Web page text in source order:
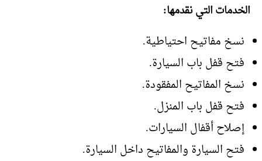
الخدمات التي نقدمها:
نسخ مفاتيح احتياطية.
فتح قفل باب السيارة.
نسخ المفاتيح المفقودة.
فتح قفل باب المنزل.
إصلاح أقفال السيارات.
فتح السيارة والمفاتيح داخل السيارة.